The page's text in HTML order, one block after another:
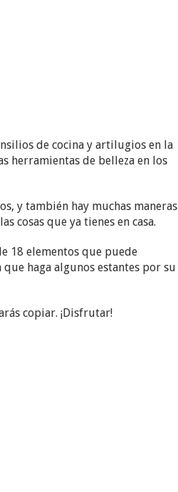
de cocina y artilugios en la
herramientas de belleza en los
y también hay muchas maneras
cosas que ya tienes en casa.
18 elementos que puede
haga algunos estantes por su
copiar. ¡Disfrutar!